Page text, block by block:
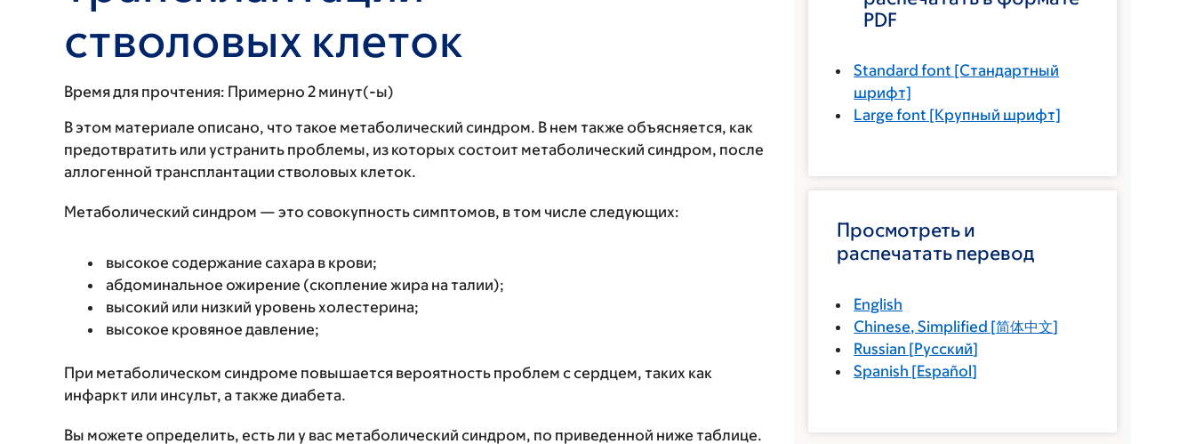
стволовых клеток
Время для прочтения: Примерно 2 минут(-ы)
В этом материале описано, что такое метаболический синдром. В нем также объясняется, как
предотвратить или устранить проблемы, из которых состоит метаболический синдром, после
аллогенной трансплантации стволовых клеток.
Метаболический синдром — это совокупность симптомов, в том числе следующих:
высокое содержание сахара в крови;
абдоминальное ожирение (скопление жира на талии);
высокий или низкий уровень холестерина;
высокое кровяное давление;
При метаболическом синдроме повышается вероятность проблем с сердцем, таких как
инфаркт или инсульт, а также диабета.
Вы можете определить, есть ли у вас метаболический синдром, по приведенной ниже таблице.
PDF
Standard font [Стандартный
шрифт]
Large font [Крупный шрифт]
Просмотреть и
распечатать перевод
English
Chinese, Simplified [简体中文]
Russian [Русский]
Spanish [Español]